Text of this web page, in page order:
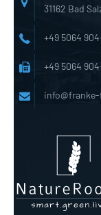
31162 Bad
+49 5064
+49 5064